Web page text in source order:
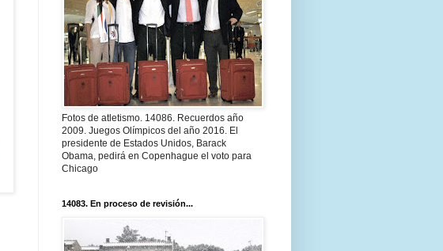
Fotos de atletismo. 14086. Recuerdos año
2009. Juegos Olímpicos del año 2016. El
presidente de Estados Unidos, Barack
Obama, pedirá en Copenhague el voto para
Chicago
14083. En proceso de revisión...